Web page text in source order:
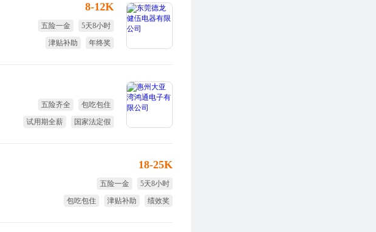
8-12K
五险一金
5天8小时
津贴补助
年终奖
五险齐全
包吃包住
试用期全薪
国家法定假
18-25K
五险一金
5天8小时
包吃包住
津贴补助
绩效奖